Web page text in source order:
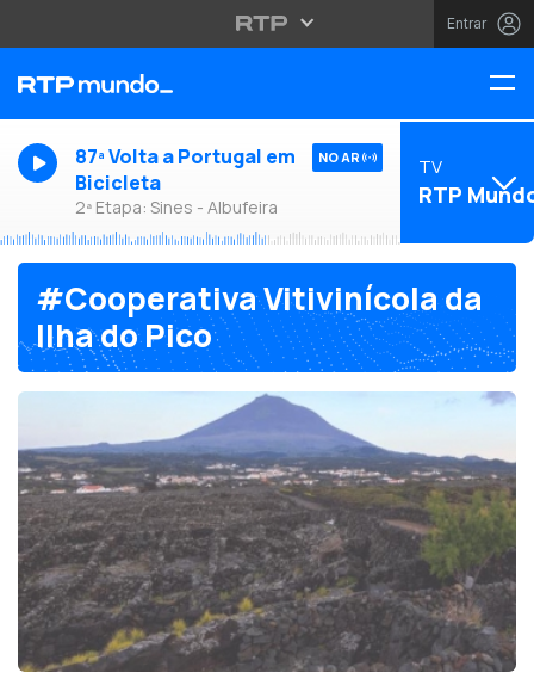
Entrar
87ª Volta a Portugal em
Bicicleta
2ª Etapa: Sines - Albufeira
NO AR TV
RTP
#Cooperativa Vitivinícola da
Ilha do Pico